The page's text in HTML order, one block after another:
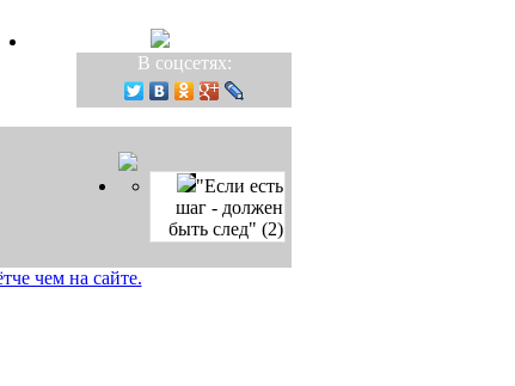
В соцсетях:
"Если есть
шаг - должен
быть след" (2)